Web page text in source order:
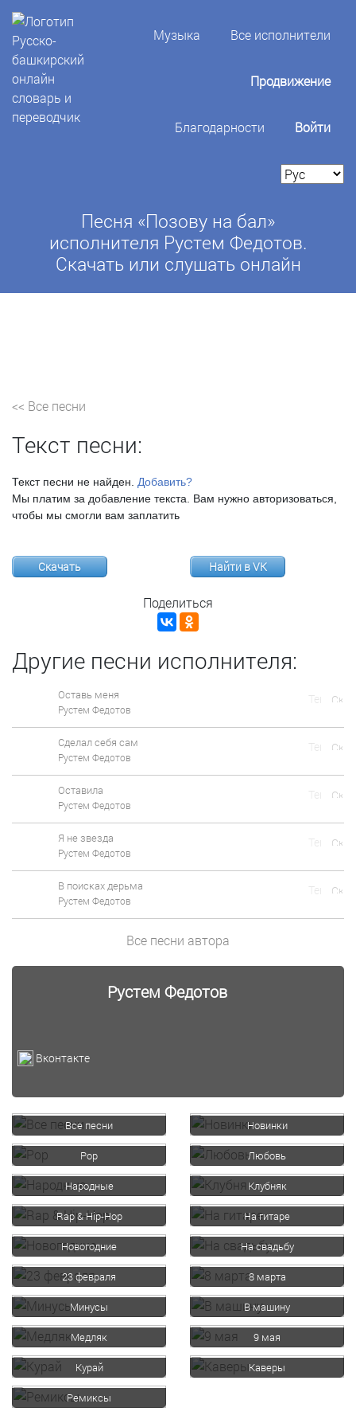
Музыка Все исполнители
Продвижение
Благодарности Войти
Песня «Позову на бал»
исполнителя Рустем Федотов.
Скачать или слушать онлайн
<< Все песни
Текст песни:
Текст песни не найден. Добавить?
Мы платим за добавление текста. Вам нужно авторизоваться,
чтобы мы смогли вам заплатить
Скачать Найти в VK
Поделиться
Другие песни исполнителя:
Оставь меня
Рустем Федотов
Сделал себя сам
Рустем Федотов
Оставила
Рустем Федотов
Я не звезда
Рустем Федотов
В поисках дерьма
Рустем Федотов
Все песни автора
Рустем Федотов
Вконтакте
Все песни Новинки
Pop Любовь
Народные Клубняк
Rap & Hip-Hop На гитаре
Новогодние На свадьбу
23 февраля 8 марта
Минусы В машину
Медляк 9 мая
Курай Каверы
Ремиксы